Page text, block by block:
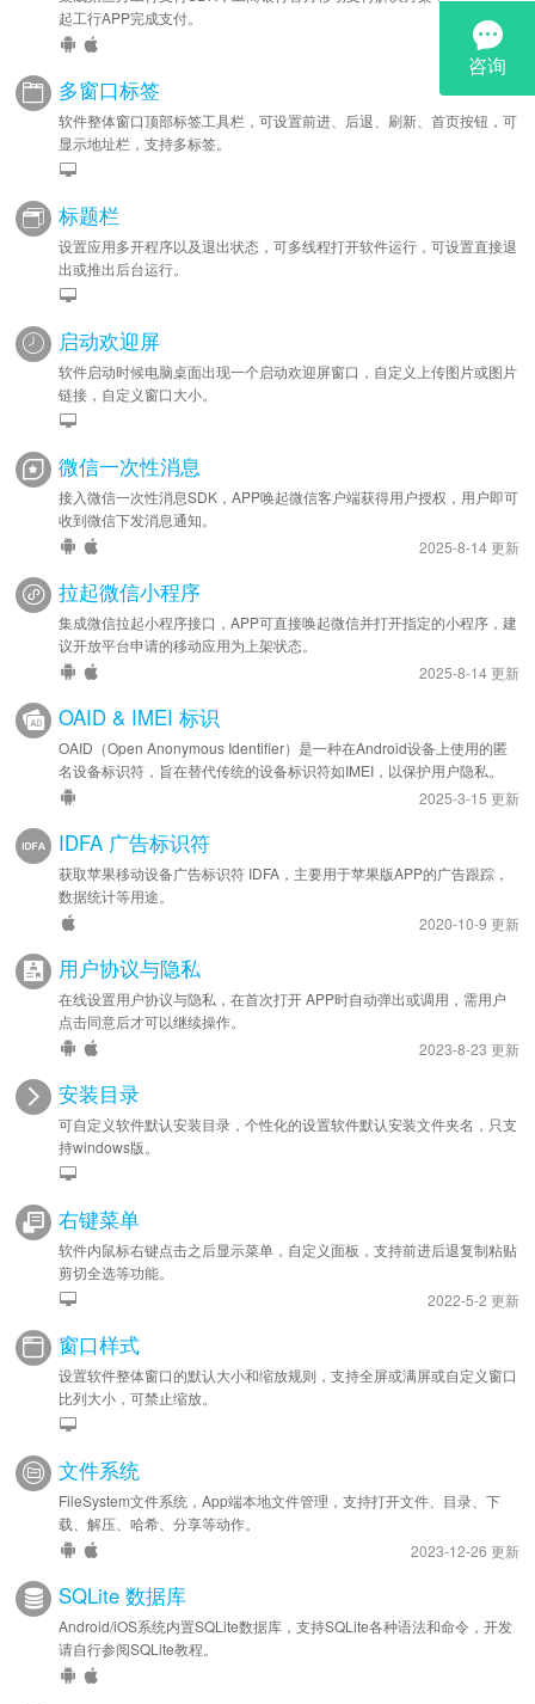
起工行APP完成支付。
多窗口标签
软件整体窗口顶部标签工具栏，可设置前进、后退、刷新、首页按钮，可
显示地址栏，支持多标签。
标题栏
设置应用多开程序以及退出状态，可多线程打开软件运行，可设置直接退
出或推出后台运行。
启动欢迎屏
软件启动时候电脑桌面出现一个启动欢迎屏窗口，自定义上传图片或图片
链接，自定义窗口大小。
微信一次性消息
接入微信一次性消息SDK，APP唤起微信客户端获得用户授权，用户即可
收到微信下发消息通知。
2025-8-14 更新
拉起微信小程序
集成微信拉起小程序接口，APP可直接唤起微信并打开指定的小程序，建
议开放平台申请的移动应用为上架状态。
2025-8-14 更新
OAID & IMEI 标识
OAID（Open Anonymous Identifier）是一种在Android设备上使用的匿
名设备标识符，旨在替代传统的设备标识符如IMEI，以保护用户隐私。
2025-3-15 更新
IDFA 广告标识符
获取苹果移动设备广告标识符 IDFA，主要用于苹果版APP的广告跟踪，
数据统计等用途。
2020-10-9 更新
用户协议与隐私
在线设置用户协议与隐私，在首次打开 APP时自动弹出或调用，需用户
点击同意后才可以继续操作。
2023-8-23 更新
安装目录
可自定义软件默认安装目录，个性化的设置软件默认安装文件夹名，只支
持windows版。
右键菜单
软件内鼠标右键点击之后显示菜单，自定义面板，支持前进后退复制粘贴
剪切全选等功能。
2022-5-2 更新
窗口样式
设置软件整体窗口的默认大小和缩放规则，支持全屏或满屏或自定义窗口
比列大小，可禁止缩放。
文件系统
FileSystem文件系统，App端本地文件管理，支持打开文件、目录、下
载、解压、哈希、分享等动作。
2023-12-26 更新
SQLite 数据库
Android/iOS系统内置SQLite数据库，支持SQLite各种语法和命令，开发
请自行参阅SQLite教程。